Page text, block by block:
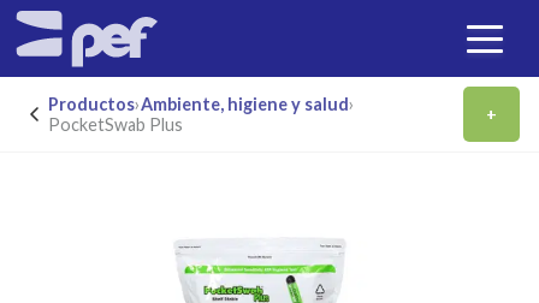
Productos›Ambiente, higiene y salud›
PocketSwab Plus
+